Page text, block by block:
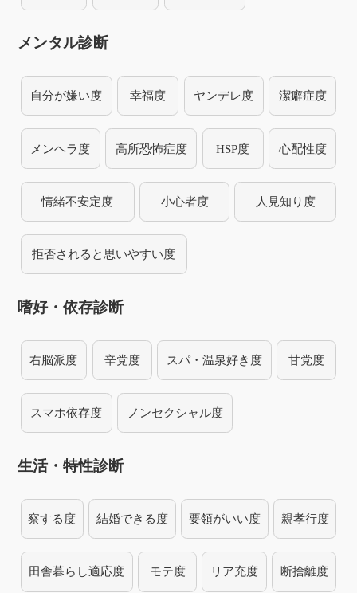
メンタル診断
自分が嫌い度 幸福度 ヤンデレ度 潔癖症度
メンヘラ度 高所恐怖症度 HSP度 心配性度
情緒不安定度 小心者度 人見知り度
拒否されると思いやすい度
嗜好・依存診断
右脳派度 辛党度 スパ・温泉好き度 甘党度
スマホ依存度 ノンセクシャル度
生活・特性診断
察する度 結婚できる度 要領がいい度 親孝行度
田舎暮らし適応度 モテ度 リア充度 断捨離度